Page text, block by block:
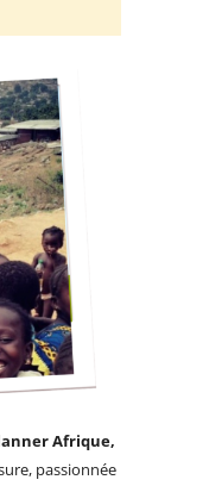
Afrique,
passionnée